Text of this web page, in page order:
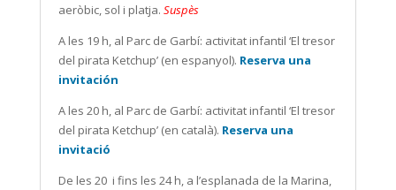
aeròbic, sol i platja. Suspès
A les 19 h, al Parc de Garbí: activitat infantil ‘El tresor
del pirata Ketchup’ (en espanyol). Reserva una
invitación
A les 20 h, al Parc de Garbí: activitat infantil ‘El tresor
del pirata Ketchup’ (en català). Reserva una
invitació
De les 20 i fins les 24 h, a l’esplanada de la Marina,